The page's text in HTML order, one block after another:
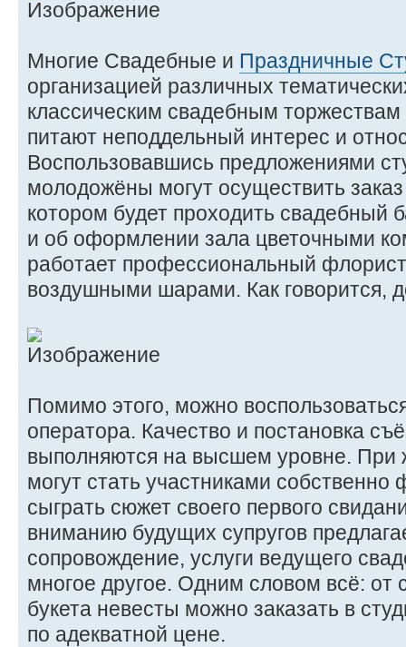
Многие Свадебные и Праздничные
организацией различных
классическим свадебным
питают неподдельный интерес и
Воспользовавшись предложениями
молодожёны могут осуществить
котором будет проходить свадебный
и об оформлении зала цветочными
работает профессиональный
воздушными шарами. Как говорится,
Помимо этого, можно
оператора. Качество и постановка
выполняются на высшем уровне.
могут стать участниками
сыграть сюжет своего первого
вниманию будущих супругов
сопровождение, услуги ведущего
многое другое. Одним словом всё: от
букета невесты можно заказать в
по адекватной цене.